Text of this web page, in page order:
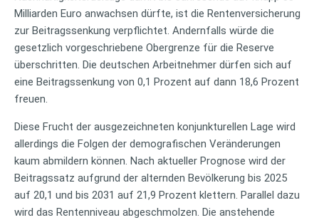
Milliarden Euro anwachsen dürfte, ist die Rentenversicherung
zur Beitragssenkung verpflichtet. Andernfalls würde die
gesetzlich vorgeschriebene Obergrenze für die Reserve
überschritten. Die deutschen Arbeitnehmer dürfen sich auf
eine Beitragssenkung von 0,1 Prozent auf dann 18,6 Prozent
freuen.
Diese Frucht der ausgezeichneten konjunkturellen Lage wird
allerdings die Folgen der demografischen Veränderungen
kaum abmildern können. Nach aktueller Prognose wird der
Beitragssatz aufgrund der alternden Bevölkerung bis 2025
auf 20,1 und bis 2031 auf 21,9 Prozent klettern. Parallel dazu
wird das Rentenniveau abgeschmolzen. Die anstehende